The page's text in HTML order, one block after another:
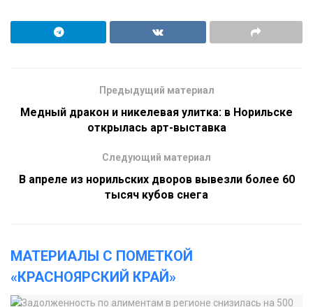
Предыдущий материал
Медный дракон и никелевая улитка: в Норильске
открылась арт-выставка
Следующий материал
В апреле из норильских дворов вывезли более 60
тысяч кубов снега
МАТЕРИАЛЫ С ПОМЕТКОЙ
«КРАСНОЯРСКИЙ КРАЙ»